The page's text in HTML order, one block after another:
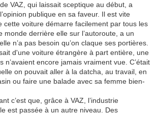
VAZ, qui laissait sceptique au début, a
publique en sa faveur. Il est vite
cette voiture démarre facilement par tous les
monde derrière elle sur l’autoroute, a un
n’a pas besoin qu’on claque ses portières.
d'une voiture étrangère à part entière, une
n’avaient encore jamais vraiment vue. C’était
on pouvait aller à la datcha, au travail, en
ou faire une balade avec sa femme bien-
c’est que, grâce à VAZ, l’industrie
est passée à un autre niveau. Des